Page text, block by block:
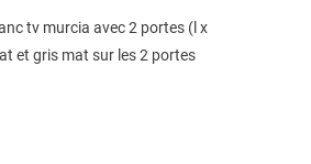
tv murcia avec 2 portes (l x
et gris mat sur les 2 portes